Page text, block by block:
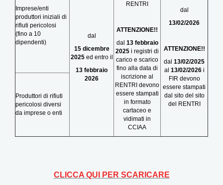
Imprese/enti
produttori iniziali di
rifiuti pericolosi
(fino a 10
dipendenti)
dal
15 dicembre
2025ed entro il
13 febbraio
2026
RENTRI
ATTENZIONE!!
dal 13 febbraio
2025 i registri di
carico e scarico
fino alla data di
iscrizione al
RENTRI devono
essere stampati
in formato
cartaceo e
vidimati in
CCIAA
dal
13/02/2026
ATTENZIONE!!
dal 13/02/2025
al 13/02/2026i
FIR devono
essere stampati
dal sito del sito
del RENTRI
Produttori di rifiuti
pericolosi diversi
da imprese o enti
CLICCA QUI PER SCARICARE